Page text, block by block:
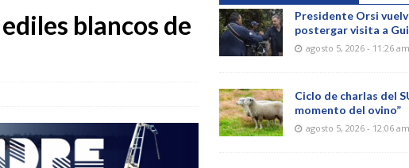
blancos de
Presidente Orsi
postergar visita a
agosto 5, 2026 - 11:26 am
Ciclo de charlas del
momento del ovino”
agosto 5, 2026 - 12:06 am